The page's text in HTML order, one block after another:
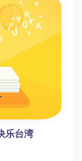
乐台湾